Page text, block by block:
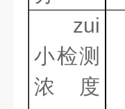
zui
小检测
浓度